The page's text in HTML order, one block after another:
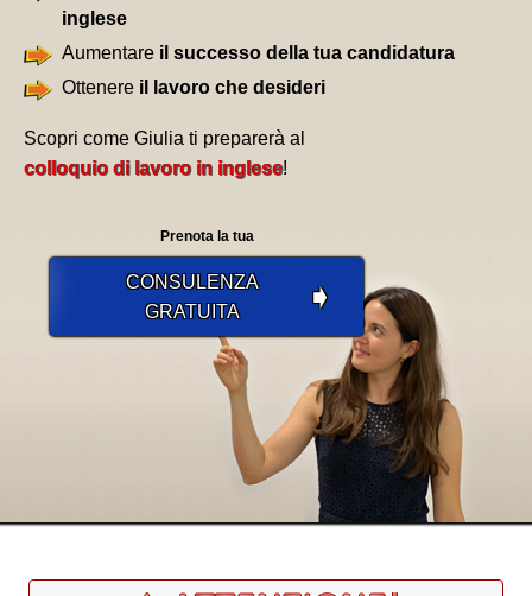
inglese
Aumentare il successo della tua candidatura
Ottenere il lavoro che desideri
Scopri come Giulia ti preparerà al
colloquio di lavoro in inglese!
Prenota la tua
CONSULENZA
GRATUITA
➧